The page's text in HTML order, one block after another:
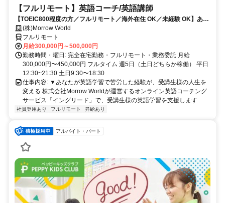
【フルリモート】英語コーチ/英語講師
【TOEIC800程度の方／フルリモート／海外在住 OK／未経験 OK】あな
たが英語学習で経験した失敗も成功も。すべてが、受講生の人生を変え
るお仕事です。
(株)Morrow World
フルリモート
月給300,000円～500,000円
勤務時間・曜日: 完全在宅勤務・フルリモート・業務委託 月給
300,000円〜450,000円 フルタイム 週5日（土日どちらか稼働） 平日
12:30~21:30 土日9:30〜18:30
仕事内容: ▼あなたが英語学習で苦労した経験が、受講生様の人生を
変える 株式会社Morrow Worldが運営するオンライン英語コーチング
サービス「イングリード」で、受講生様の英語学習を支援します...
社員登用あり フルリモート 昇給あり
アルバイト・パート